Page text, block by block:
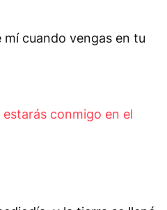
cuando vengas en tu
conmigo en el